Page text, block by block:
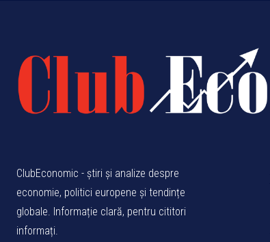
ClubEconomic - știri și analize despre
economie, politici europene și tendințe
globale. Informație clară, pentru cititori
informați.